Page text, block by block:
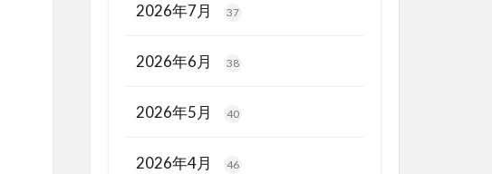
2026年7月 37
2026年6月 38
2026年5月 40
2026年4月 46